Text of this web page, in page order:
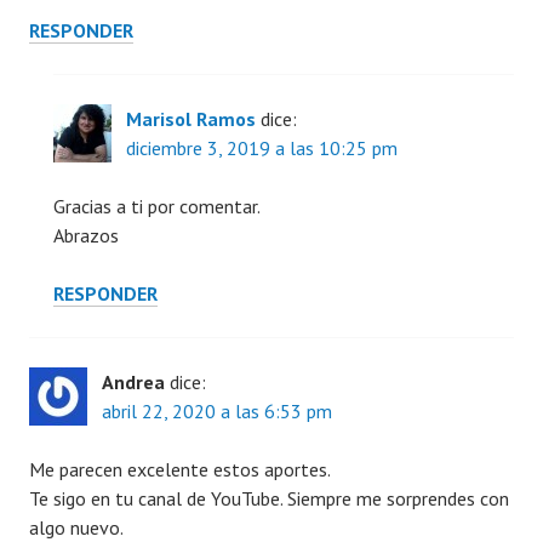
RESPONDER
Marisol Ramos dice:
diciembre 3, 2019 a las 10:25 pm
Gracias a ti por comentar.
Abrazos
RESPONDER
Andrea dice:
abril 22, 2020 a las 6:53 pm
Me parecen excelente estos aportes.
Te sigo en tu canal de YouTube. Siempre me sorprendes con
algo nuevo.